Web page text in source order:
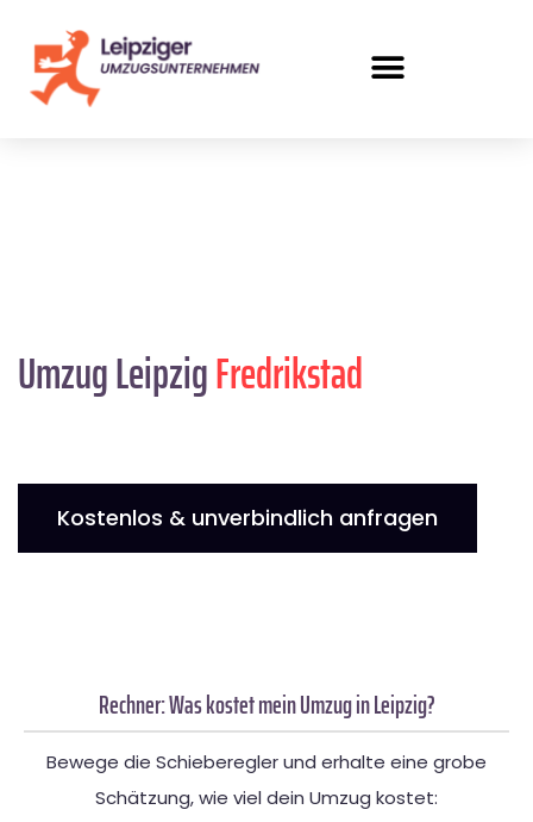
Umzug LeipzigFredrikstad
Kostenlos & unverbindlich anfragen
Rechner: Was kostet mein Umzug in Leipzig?
Bewege die Schieberegler und erhalte eine grobe
Schätzung, wie viel dein Umzug kostet: